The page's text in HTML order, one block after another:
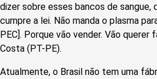
dizer sobre esses bancos de sangue,
cumpre a lei. Não manda o plasma
PEC]. Porque vão vender. Vão
Costa (PT-PE).
Atualmente, o Brasil não tem uma